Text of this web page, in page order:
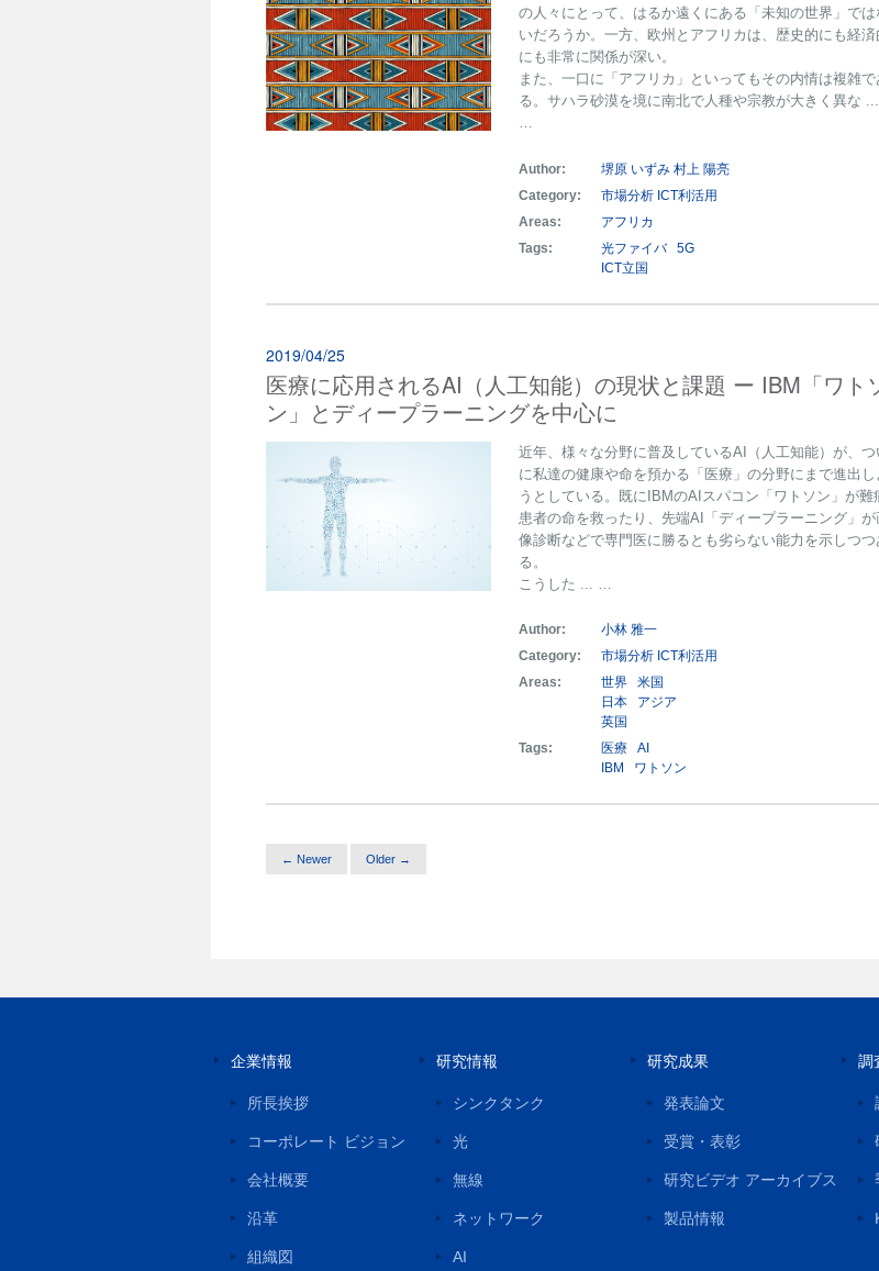
の人々にとって、はるか遠くにある「未知の世界」では
いだろうか。一方、欧州とアフリカは、歴史的にも経済
にも非常に関係が深い。
また、一口に「アフリカ」といってもその内情は複雑で
る。サハラ砂漠を境に南北で人種や宗教が大きく異な ...
…
Author: 堺原 いずみ 村上 陽亮
Category:
市場分析 ICT利活用
Areas:
アフリカ
Tags:
光ファイバ
5G
ICT立国
2019/04/25
医療に応用されるAI（人工知能）の現状と課題 ー IBM「ワト
ン」とディープラーニングを中心に
近年、様々な分野に普及しているAI（人工知能）が、つ
に私達の健康や命を預かる「医療」の分野にまで進出し
うとしている。既にIBMのAIスパコン「ワトソン」が難
患者の命を救ったり、先端AI「ディープラーニング」が
像診断などで専門医に勝るとも劣らない能力を示しつつ
る。
こうした ... …
Author:
小林 雅一
Category:
市場分析 ICT利活用
Areas:
世界
米国
日本
アジア
英国
Tags:
医療
AI
IBM
ワトソン
← Newer Older →
企業情報
所長挨拶
コーポレート ビジョン
会社概要
沿革
組織図
研究情報
シンクタンク
光
無線
ネットワーク
AI
研究成果
発表論文
受賞・表彰
研究ビデオ アーカイブス
製品情報
調